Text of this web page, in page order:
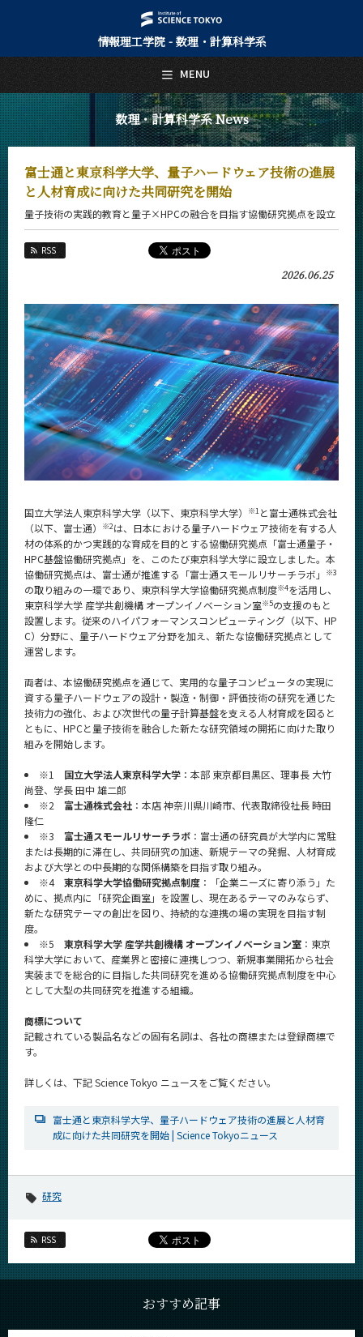
情報理工学院 - 数理・計算科学系
数理・計算科学系 News
富士通と東京科学大学、量子ハードウェア技術の進展
と人材育成に向けた共同研究を開始
量子技術の実践的教育と量子×HPCの融合を目指す協働研究拠点を設立
RSS
2026.06.25
国立大学法人東京科学大学（以下、東京科学大学） ※1と富士通株式会社
（以下、富士通）
※2は、日本における量子ハードウェア技術を有する人
材の体系的かつ実践的な育成を目的とする協働研究拠点「富士通量子・
HPC基盤協働研究拠点」を、このたび東京科学大学に設立しました。本
協働研究拠点は、富士通が推進する「富士通スモールリサーチラボ」
※3
の取り組みの一環であり、東京科学大学協働研究拠点制度※4を活用し、
東京科学大学 産学共創機構 オープンイノベーション室※5の支援のもと
設置します。従来のハイパフォーマンスコンピューティング（以下、HP
C）分野に、量子ハードウェア分野を加え、新たな協働研究拠点として
運営します。
両者は、本協働研究拠点を通じて、実用的な量子コンピュータの実現に
資する量子ハードウェアの設計・製造・制御・評価技術の研究を通じた
技術力の強化、および次世代の量子計算基盤を支える人材育成を図ると
ともに、HPCと量子技術を融合した新たな研究領域の開拓に向けた取り
組みを開始します。
※1 国立大学法人東京科学大学 ：本部 東京都目黒区、理事長 大竹
尚登、学長 田中 雄二郎
※2 富士通株式会社 ：本店 神奈川県川崎市、代表取締役社長 時田
隆仁
※3 富士通スモールリサーチラボ ：富士通の研究員が大学内に常駐
または長期的に滞在し、共同研究の加速、新規テーマの発掘、人材育成
および大学との中長期的な関係構築を目指す取り組み。
※4 東京科学大学協働研究拠点制度 ：「企業ニーズに寄り添う」た
めに、拠点内に「研究企画室」を設置し、現在あるテーマのみならず、
新たな研究テーマの創出を図り、持続的な連携の場の実現を目指す制
度。
※5 東京科学大学 産学共創機構 オープンイノベーション室 ：東京
科学大学において、産業界と密接に連携しつつ、新規事業開拓から社会
実装までを総合的に目指した共同研究を進める協働研究拠点制度を中心
として大型の共同研究を推進する組織。
商標について
記載されている製品名などの固有名詞は、各社の商標または登録商標で
す。
詳しくは、下記 Science Tokyo ニュースをご覧ください。
富士通と東京科学大学、量子ハードウェア技術の進展と人材育
成に向けた共同研究を開始 | Science Tokyoニュース
研究
RSS
おすすめ記事
MENU
日本語 English
トップページ
Top Page
数理・計算科学系について
About Us
教育
Education
教員・研究室
入学案内
Admissions
数理・計算科学系 News
News
News 一覧
カテゴリ別
課程別
イベントカレンダー
Event Calendar
サイト構成
CLOSE